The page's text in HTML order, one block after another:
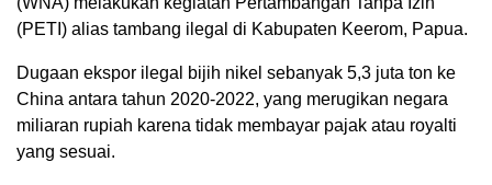
(PETI) alias tambang ilegal di Kabupaten Keerom, Papua.
Dugaan ekspor ilegal bijih nikel sebanyak 5,3 juta ton ke
China antara tahun 2020-2022, yang merugikan negara
miliaran rupiah karena tidak membayar pajak atau royalti
yang sesuai.